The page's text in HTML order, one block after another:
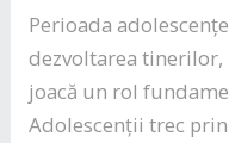
Perioada
dezvoltarea
joacă un rol
Adolescenții trec